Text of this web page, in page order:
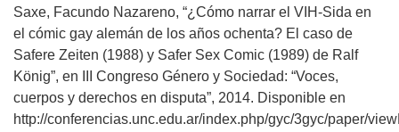
Saxe, Facundo Nazareno, “¿Cómo narrar el VIH-Sida en
el cómic gay alemán de los años ochenta? El caso de
Safere Zeiten (1988) y Safer Sex Comic (1989) de Ralf
König”, en III Congreso Género y Sociedad: “Voces,
cuerpos y derechos en disputa”, 2014. Disponible en
http://conferencias.unc.edu.ar/index.php/gyc/3gyc/paper/